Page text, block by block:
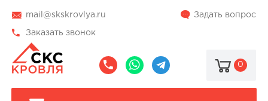
mail@skskrovlya.ru Задать вопрос
Заказать звонок
0